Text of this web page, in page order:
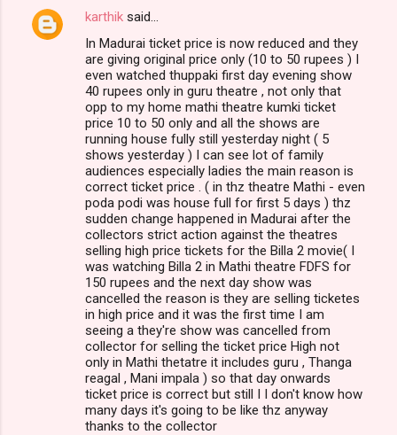
karthik said…
In Madurai ticket price is now reduced and they
are giving original price only (10 to 50 rupees ) I
even watched thuppaki first day evening show
40 rupees only in guru theatre , not only that
opp to my home mathi theatre kumki ticket
price 10 to 50 only and all the shows are
running house fully still yesterday night ( 5
shows yesterday ) I can see lot of family
audiences especially ladies the main reason is
correct ticket price . ( in thz theatre Mathi - even
poda podi was house full for first 5 days ) thz
sudden change happened in Madurai after the
collectors strict action against the theatres
selling high price tickets for the Billa 2 movie( I
was watching Billa 2 in Mathi theatre FDFS for
150 rupees and the next day show was
cancelled the reason is they are selling ticketes
in high price and it was the first time I am
seeing a they're show was cancelled from
collector for selling the ticket price High not
only in Mathi thetatre it includes guru , Thanga
reagal , Mani impala ) so that day onwards
ticket price is correct but still I I don't know how
many days it's going to be like thz anyway
thanks to the collector